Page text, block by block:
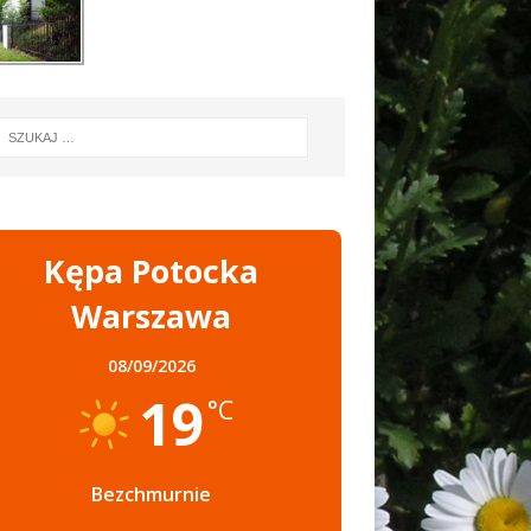
Kępa Potocka
Warszawa
08/09/2026
19°C
Bezchmurnie